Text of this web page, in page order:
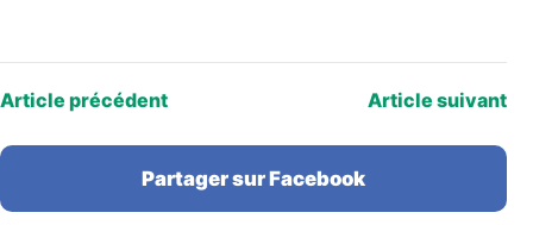
Article précédent Article suivant
Partager sur Facebook